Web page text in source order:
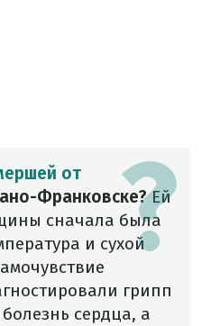
от
Франковске?Ей
сначала была
и сухой
грипп
сердца, а